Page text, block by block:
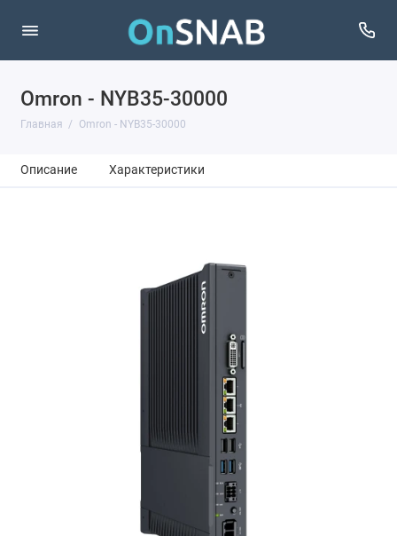
Omron - NYB35-30000
Главная Omron - NYB35-30000
Описание Характеристики